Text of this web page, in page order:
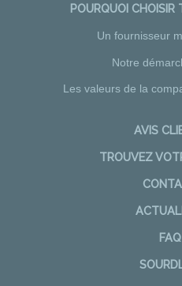
POURQUOI CHOISIR
Un fournisseur
Notre
Les valeurs de la
AVIS
TROUVEZ
FAQ